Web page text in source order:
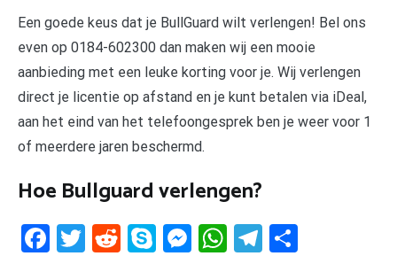
Een goede keus dat je BullGuard wilt verlengen! Bel ons
even op 0184-602300 dan maken wij een mooie
aanbieding met een leuke korting voor je. Wij verlengen
direct je licentie op afstand en je kunt betalen via iDeal,
aan het eind van het telefoongesprek ben je weer voor 1
of meerdere jaren beschermd.
Hoe Bullguard verlengen?
Facebook
Twitter
RedditSkypeMessenger
WhatsApp
Telegram